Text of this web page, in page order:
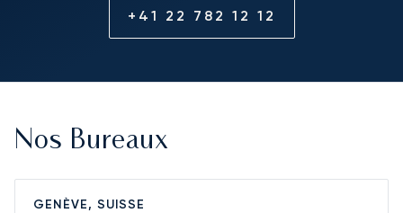
+41 22 782 12 12
Nos Bureaux
GENÈVE, SUISSE